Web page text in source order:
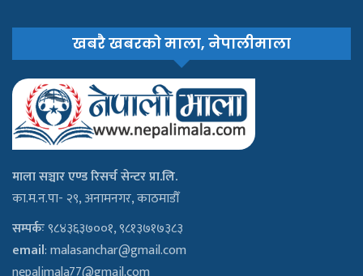
खबरै खबरको माला, नेपालीमाला
माला सञ्चार एण्ड रिसर्च सेन्टर प्रा.लि.
का.म.न.पा- २९, अनामनगर, काठमाडौँ
सम्पर्कः९८४३६३७००१, ९८१३७१७३८३
email:malasanchar@gmail.com